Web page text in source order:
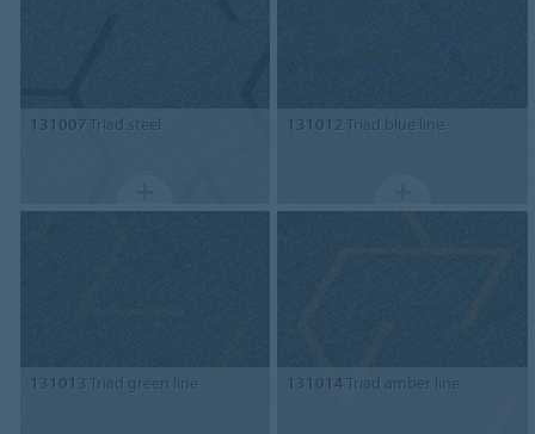
131007 Triad steel 131012 Triad blue line
131013 Triad green line 131014Triad amber line